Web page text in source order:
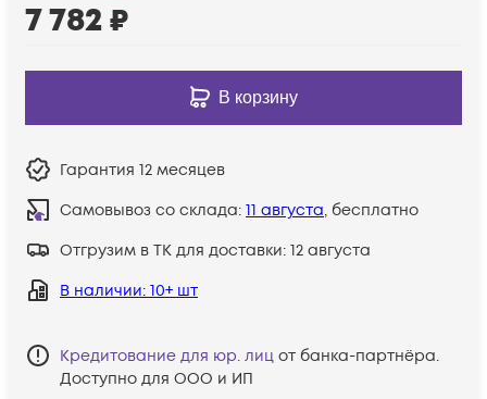
7 782₽
В корзину
Гарантия 12 месяцев
Самовывоз со склада: 11 августа, бесплатно
Отгрузим в ТК для доставки: 12 августа
В наличии: 10+ шт
Кредитование для юр. лиц от банка-партнёра.
Доступно для ООО и ИП